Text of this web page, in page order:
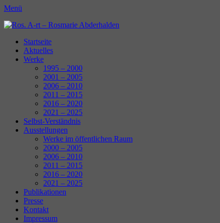
Menü
Ros. A-rt - Rosmarie Abderhalden
Erstes
Menü
Zum
Inhalt:
Startseite
Aktuelles
Werke
1995 – 2000
2001 – 2005
2006 – 2010
2011 – 2015
2016 – 2020
2021 – 2025
Selbst-Verständnis
Ausstellungen
Werke im öffentlichen Raum
2000 – 2005
2006 – 2010
2011 – 2015
2016 – 2020
2021 – 2025
Publikationen
Presse
Kontakt
Impressum